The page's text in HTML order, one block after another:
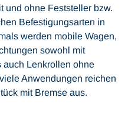
und ohne Feststeller bzw.
Befestigungsarten in
werden mobile Wagen,
sowohl mit
auch Lenkrollen ohne
Anwendungen reichen
mit Bremse aus.